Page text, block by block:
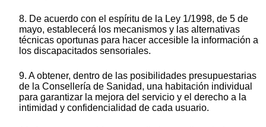
8. De acuerdo con el espíritu de la Ley 1/1998, de 5 de
mayo, establecerá los mecanismos y las alternativas
técnicas oportunas para hacer accesible la información a
los discapacitados sensoriales.
9. A obtener, dentro de las posibilidades presupuestarias
de la Consellería de Sanidad, una habitación individual
para garantizar la mejora del servicio y el derecho a la
intimidad y confidencialidad de cada usuario.